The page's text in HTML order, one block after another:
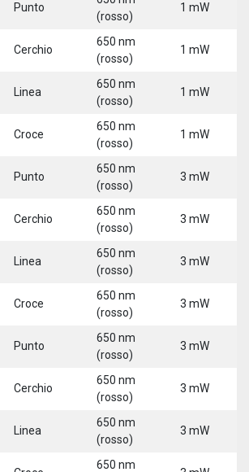
Punto
(rosso)
1 mW
Cerchio
650 nm
(rosso)
1 mW
Linea
650 nm
(rosso)
1 mW
Croce
650 nm
(rosso)
1 mW
Punto
650 nm
(rosso)
3 mW
Cerchio
650 nm
(rosso)
3 mW
Linea
650 nm
(rosso)
3 mW
Croce
650 nm
(rosso)
3 mW
Punto
650 nm
(rosso)
3 mW
Cerchio
650 nm
(rosso)
3 mW
Linea
650 nm
(rosso)
3 mW
650 nm